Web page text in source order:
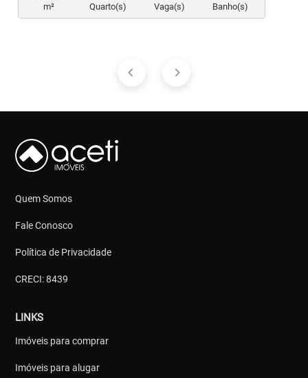
m²
Quarto(s)
Vaga(s)
Banho(s)
Quem Somos
Fale Conosco
Política de Privacidade
CRECI: 8439
LINKS
Imóveis para comprar
Imóveis para alugar